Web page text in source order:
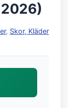
, Skor, Kläder